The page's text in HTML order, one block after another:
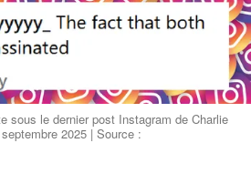
sous le dernier post Instagram de Charlie
2025 | Source :